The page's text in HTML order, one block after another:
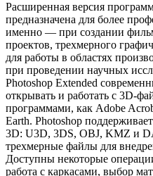
Расширенная версия
предназначена для более
именно — при создании
проектов, трехмерного
для работы в областях
при проведении научных
Photoshop Extended
открывать и работать с 3D-
программами, как Adobe
Earth. Photoshop
3D: U3D, 3DS, OBJ, KMZ и
трехмерные файлы для
Доступны некоторые
работа с каркасами, выбор